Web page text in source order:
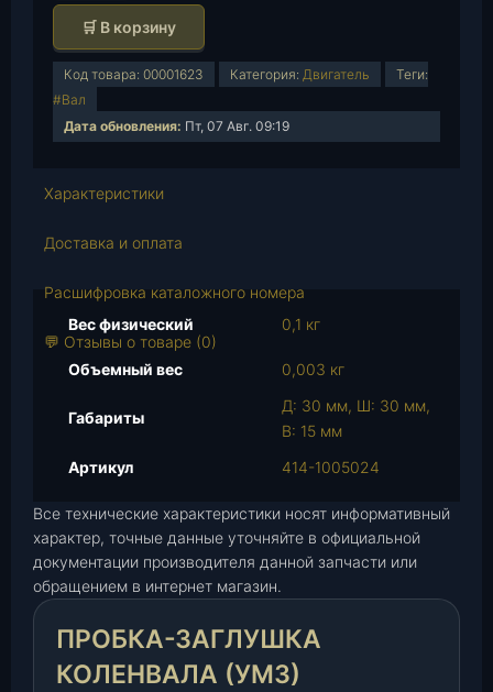
о
и
в
т
в
р
а
-
з
а
у
🛒 В корзину
Код товара: 00001623 Категория: Двигатель
Теги:
#Вал
Дата обновления: Пт, 07 Авг. 09:19
Характеристики
Доставка и оплата
Расшифровка каталожного номера
💬 Отзывы о товаре (0)
Вес физический 0,1 кг
Объемный вес 0,003 кг
Габариты
Д: 30 мм, Ш: 30 мм,
В: 15 мм
Артикул
414-1005024
Все технические характеристики носят информативный
характер, точные данные уточняйте в официальной
документации производителя данной запчасти или
обращением в интернет магазин.
ПРОБКА-ЗАГЛУШКА
КОЛЕНВАЛА (УМЗ)